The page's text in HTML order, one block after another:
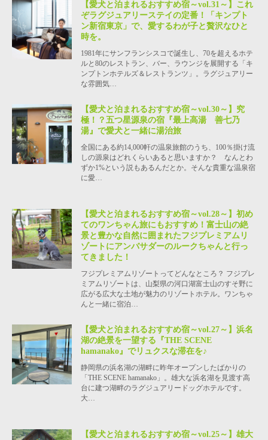
【愛犬と泊まれるおすすめ宿～vol.31～】これ
ぞラグジュアリーステイの定番！「キンプト
ン新宿東京」で、愛するわが子と贅沢なひと
時を。
1981年にサンフランシスコで誕生し、70を超えるホテ
ルと80のレストラン、バー、ラウンジを展開する「キ
ンプトンホテルズ＆レストランツ」。ラグジュアリー
な雰囲気…
【愛犬と泊まれるおすすめ宿～vol.30～】究
極！？五つ星源泉の宿『最上高湯 善七乃
湯』で愛犬と一緒に湯治旅
全国にある約14,000軒の温泉旅館のうち、100％掛け流
しの源泉はどれくらいあると思いますか？ なんとわ
ずか1%という説もあるんだとか。そんな貴重な温泉宿
に愛…
【愛犬と泊まれるおすすめ宿～vol.28～】初め
てのワンちゃん旅にもおすすめ！富士山の絶
景と豊かな自然に囲まれたフジプレミアムリ
ゾートにアンバサダーのルークちゃんと行っ
てきました！
フジプレミアムリゾートってどんなところ？ フジプレ
ミアムリゾートは、山梨県の河口湖富士山のすそ野に
広がる広大な土地が魅力のリゾートホテル。ワンちゃ
んと一緒に宿泊…
【愛犬と泊まれるおすすめ宿～vol.27～】浜名
湖の絶景を一望する『THE SCENE
hamanako』でリュクスな滞在を♪
静岡県の浜名湖の湖畔に昨年オープンしたばかりの
「THE SCENE hamanako」。雄大な浜名湖を見渡す高
台に建つ湖畔のラグジュアリードッグホテルです。
大…
【愛犬と泊まれるおすすめ宿～vol.25～】雄大